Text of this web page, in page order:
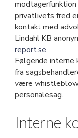
modtagerfunktion
privatlivets fred
kontakt med
Lindahl KB
report.se.
Følgende interne
fra
være
personalesag.
Interne